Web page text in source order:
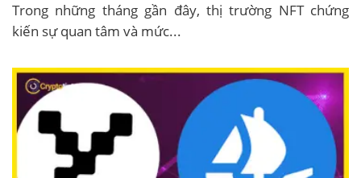
Trong những tháng gần đây, thị trường NFT chứng
kiến ​​​​sự quan tâm và mức...